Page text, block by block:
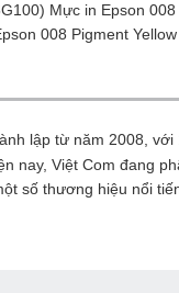
Mực in Epson
008 Pigment
lập từ năm 2008, với
nay, Việt Com đang
số thương hiệu nổi